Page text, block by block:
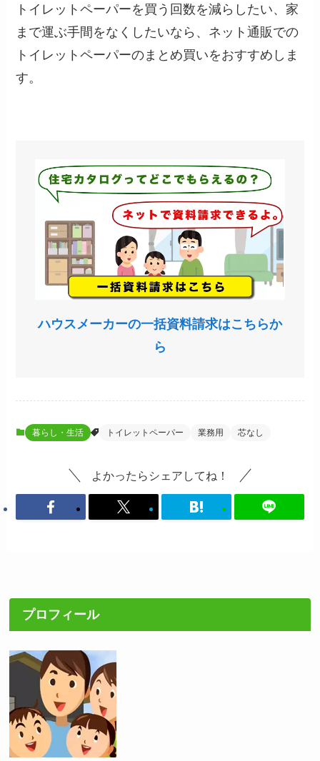
トイレットペーパーを買う回数を減らしたい、家
まで運ぶ手間をなくしたいなら、ネット通販での
トイレットペーパーのまとめ買いをおすすめしま
す。
ハウスメーカーの一括資料請求はこちらか
ら
暮らし・生活 トイレットペーパー 業務用 芯なし
よかったらシェアしてね！
プロフィール